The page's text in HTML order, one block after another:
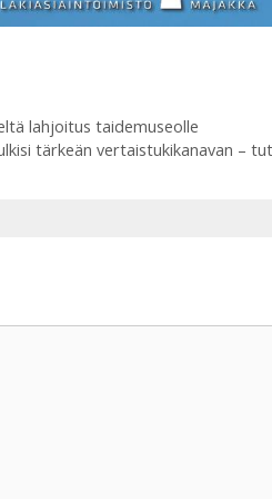
lahjoitus taidemuseolle
tärkeän vertaistukikanavan –